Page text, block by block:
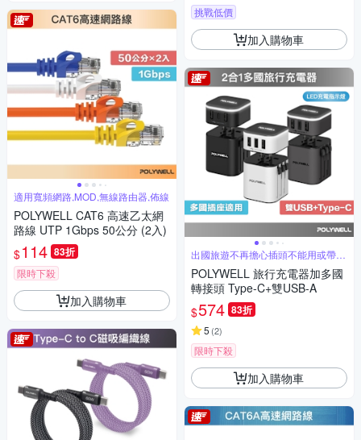
適用寬頻網路,MOD,無線路由器,佈線
POLYWELL CAT6 高速乙太網
路線 UTP 1Gbps 50公分 (2入)
$114 83折
限時下殺
加入購物車
挑戰低價
加入購物車
出國旅遊不再擔心插頭不能用或帶錯
轉接器
POLYWELL 旅行充電器加多國
轉接頭 Type-C+雙USB-A
$574 83折
5 (2)
限時下殺
加入購物車